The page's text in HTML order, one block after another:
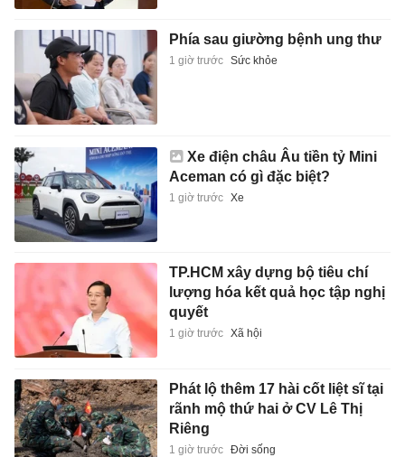
Phía sau giường bệnh ung thư
1 giờ trước Sức khỏe
Xe điện châu Âu tiền tỷ Mini
Aceman có gì đặc biệt?
1 giờ trước Xe
TP.HCM xây dựng bộ tiêu chí
lượng hóa kết quả học tập nghị
quyết
1 giờ trước Xã hội
Phát lộ thêm 17 hài cốt liệt sĩ tại
rãnh mộ thứ hai ở CV Lê Thị
Riêng
1 giờ trước Đời sống